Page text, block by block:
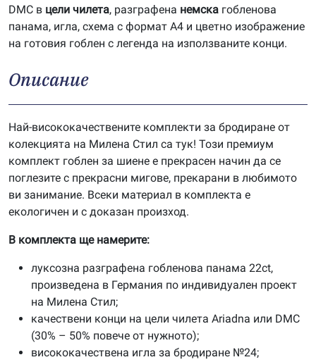
DMC в цели чилета, разграфена немска гобленова
панама, игла, схема с формат А4 и цветно изображение
на готовия гоблен с легенда на използваните конци.
Описание
Най-висококачествените комплекти за бродиране от
колекцията на Милена Стил са тук! Този премиум
комплект гоблен за шиене е прекрасен начин да се
поглезите с прекрасни мигове, прекарани в любимото
ви занимание. Всеки материал в комплекта е
екологичен и с доказан произход.
В комплекта ще намерите:
луксозна разграфена гобленова панама 22ct,
произведена в Германия по индивидуален проект
на Милена Стил;
качествени конци на цели чилета Ariadna или DMC
(30% – 50% повече от нужното);
висококачествена игла за бродиране №24;